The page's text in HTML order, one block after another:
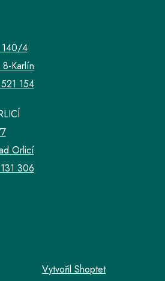
140/4
Karlín
154
Orlicí
306
Vytvořil Shoptet